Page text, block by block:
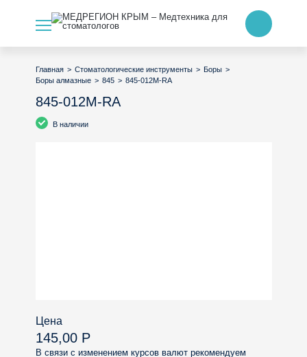
Главная > Стоматологические инструменты > Боры >
Боры алмазные > 845 > 845-012M-RA
845-012M-RA
В наличии
Цена
145,00 Р
В связи с изменением курсов валют рекомендуем